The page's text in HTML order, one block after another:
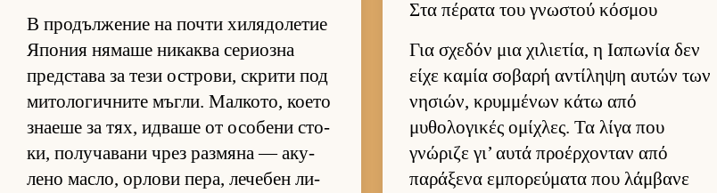
В про­дъл­же­ние на почти хи­ля­до­ле­тие
Япо­ния ня­маше ни­каква се­ри­озна
пред­с­тава за тези ос­т­ро­ви, скрити под
ми­то­ло­гич­ните мъг­ли. Мал­ко­то, ко­ето
зна­еше за тях, ид­ваше от осо­бени сто­
ки, по­лу­ча­вани чрез раз­мяна — аку­
лено мас­ло, ор­лови пе­ра, ле­че­бен ли­
Στα πέρατα του γνωστού κόσμου
Για σχεδόν μια χιλιε­τία, η Ια­πωνία δεν
είχε καμία σοβαρή αντίληψη αυ­τών των
νησιών, κρυμ­μένων κάτω από
μυθολογικές ομίχλες. Τα λίγα που
γνώριζε γι’ αυτά προέρ­χονταν από
παράξενα εμπορεύ­ματα που λάμ­βανε